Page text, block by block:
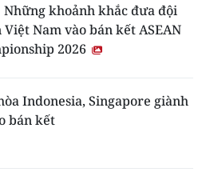
Những khoảnh khắc đưa đội
Nam vào bán kết ASEAN
2026
Indonesia, Singapore giành
bán kết